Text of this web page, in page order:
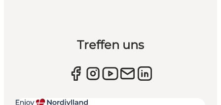
Treffen uns